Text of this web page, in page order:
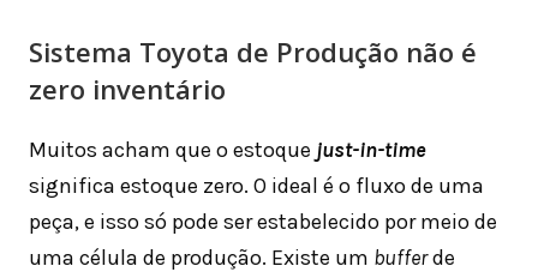
Sistema Toyota de Produção não é
zero inventário
Muitos acham que o estoque just-in-time
significa estoque zero. O ideal é o fluxo de uma
peça, e isso só pode ser estabelecido por meio de
uma célula de produção. Existe um bufferde